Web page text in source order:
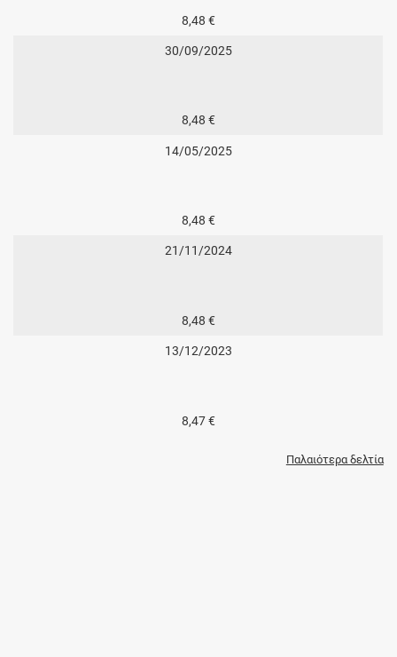
8,48 €
30/09/2025
8,48 €
14/05/2025
8,48 €
21/11/2024
8,48 €
13/12/2023
8,47 €
Παλαιότερα δελτία